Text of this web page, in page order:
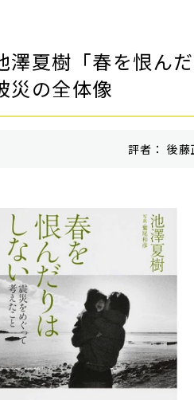
澤夏樹「春を恨ん
災の全体像
評者： 後